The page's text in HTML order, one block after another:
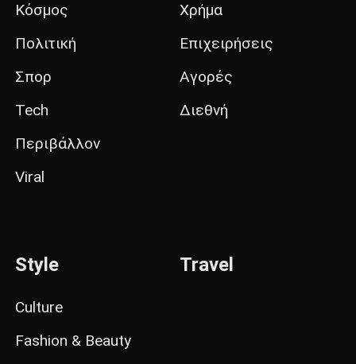
Κόσμος
Πολιτική
Σπορ
Tech
Περιβάλλον
Viral
Χρήμα
Επιχειρήσεις
Αγορές
Διεθνή
Style
Culture
Fashion & Beauty
Travel